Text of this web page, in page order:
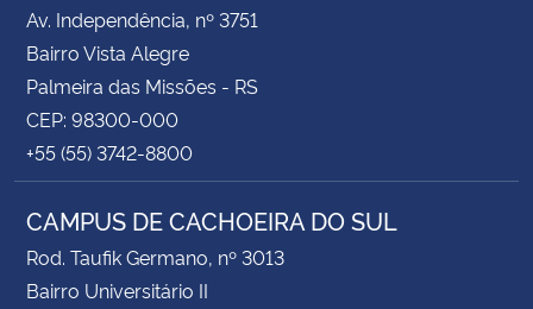
Av. Independência, nº 3751
Bairro Vista Alegre
Palmeira das Missões - RS
CEP: 98300-000
+55 (55) 3742-8800
CAMPUS DE CACHOEIRA DO SUL
Rod. Taufik Germano, nº 3013
Bairro Universitário II